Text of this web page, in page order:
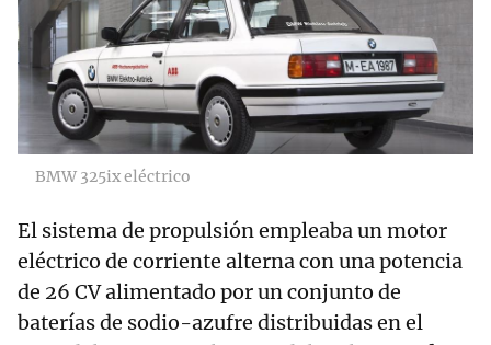
BMW 325ix eléctrico
El sistema de propulsión empleaba un motor
eléctrico de corriente alterna con una potencia
de 26 CV alimentado por un conjunto de
baterías de sodio-azufre distribuidas en el